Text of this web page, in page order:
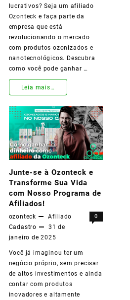
lucrativos? Seja um afiliado
Ozonteck e faça parte da
empresa que está
revolucionando o mercado
com produtos ozonizados e
nanotecnológicos. Descubra
como você pode ganhar …
Dinheiro
Agora
Como
Afiliado
da
Ozonteck!
Leia mais…
Junte-se à Ozonteck e
Transforme Sua Vida
com Nosso Programa de
Afiliados!
ozonteck
Afiliado
Cadastro
31 de
janeiro de 2025
0
Você já imaginou ter um
negócio próprio, sem precisar
de altos investimentos e ainda
contar com produtos
inovadores e altamente